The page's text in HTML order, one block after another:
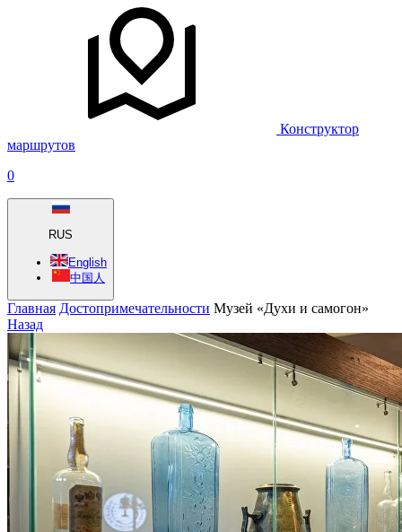
Конструктор
маршрутов
0
RUS
English
中国人
Главная Достопримечательности Музей «Духи и самогон»
Назад